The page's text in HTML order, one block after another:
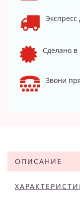
Экспресс
Сделано в
Звони
ОПИСАНИЕ